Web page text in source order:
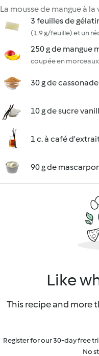
La mousse de mangue à la
3 feuilles de
(1.9 g/feuille) et un
250 g de mangue
coupée en morceaux
30 g de cassonade
10 g de sucre
1 c. à café
90 g de
Like
This recipe and more
Register for our 30-day free
No